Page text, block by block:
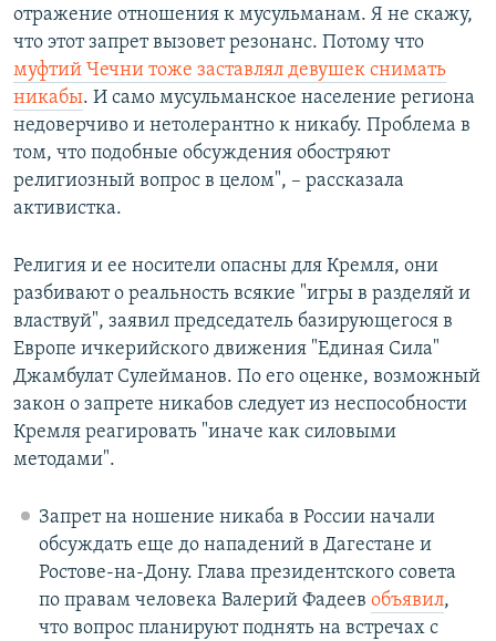
отражение отношения к мусульманам. Я не скажу,
что этот запрет вызовет резонанс. Потому что
муфтий Чечни тоже заставлял девушек снимать
никабы. И само мусульманское население региона
недоверчиво и нетолерантно к никабу. Проблема в
том, что подобные обсуждения обостряют
религиозный вопрос в целом", – рассказала
активистка.
Религия и ее носители опасны для Кремля, они
разбивают о реальность всякие "игры в разделяй и
властвуй", заявил председатель базирующегося в
Европе ичкерийского движения "Единая Сила"
Джамбулат Сулейманов. По его оценке, возможный
закон о запрете никабов следует из неспособности
Кремля реагировать "иначе как силовыми
методами".
Запрет на ношение никаба в России начали
обсуждать еще до нападений в Дагестане и
Ростове-на-Дону. Глава президентского совета
по правам человека Валерий Фадеев объявил,
что вопрос планируют поднять на встречах с